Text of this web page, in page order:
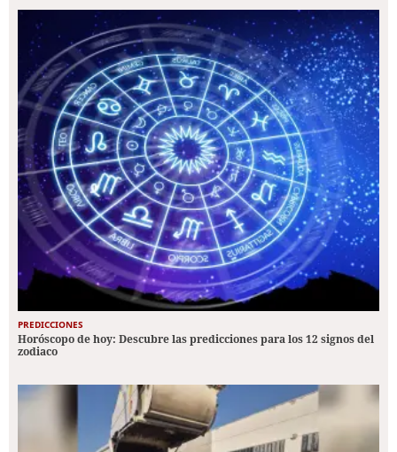
PREDICCIONES
Horóscopo de hoy: Descubre las predicciones para los 12 signos del
zodiaco